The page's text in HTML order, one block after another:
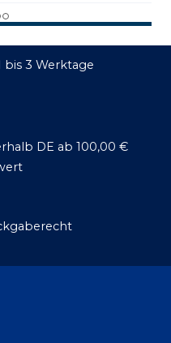
bis 3 Werktage
DE ab 100,00 €